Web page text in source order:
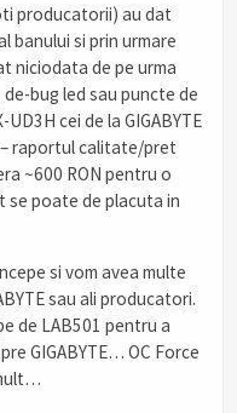
producatorii) au dat
banului si prin urmare
niciodata de pe urma
bug led sau puncte de
UD3H cei de la GIGABYTE
raportul calitate/pret
~600 RON pentru o
se poate de placuta in
si vom avea multe
sau ali producatori.
de LAB501 pentru a
GIGABYTE… OC Force